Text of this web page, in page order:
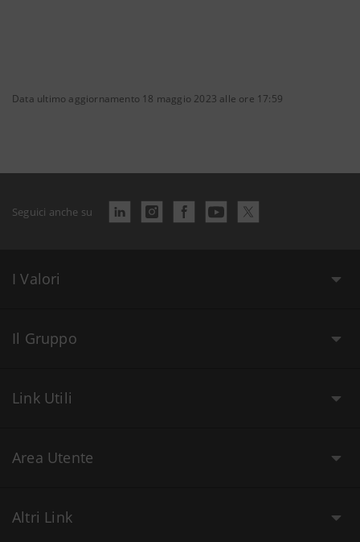
Data ultimo aggiornamento 18 maggio 2023 alle ore 17:59
Seguici anche su
I Valori
Il Gruppo
Link Utili
Area Utente
Altri Link